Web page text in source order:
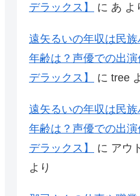
デラックス】
に あ よ
遠矢るいの年収は民族
年齢は？声優での出
デラックス】
に tree
遠矢るいの年収は民族
年齢は？声優での出
デラックス】
に アウ
より